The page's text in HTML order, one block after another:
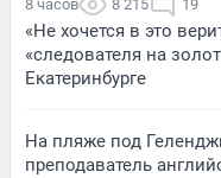
8 часов 8 215 19
«Не хочется в это
«следователя на
Екатеринбурге
На пляже под
преподаватель